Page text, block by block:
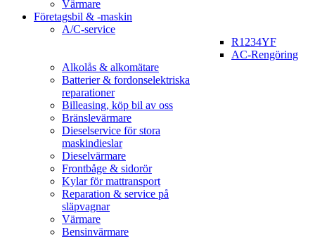
Värmare
Företagsbil & -maskin
A/C-service
R1234YF
AC-Rengöring
Alkolås & alkomätare
Batterier & fordonselektriska
reparationer
Billeasing, köp bil av oss
Bränslevärmare
Dieselservice för stora
maskindieslar
Dieselvärmare
Frontbåge & sidorör
Kylar för mattransport
Reparation & service på
släpvagnar
Värmare
Bensinvärmare